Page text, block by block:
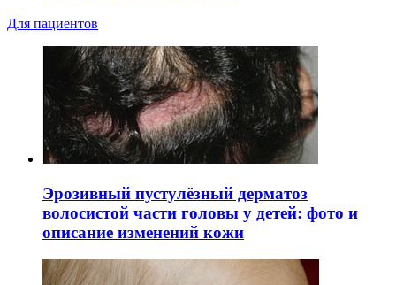
Для пациентов
Эрозивный пустулёзный дерматоз
волосистой части головы у детей: фото и
описание изменений кожи